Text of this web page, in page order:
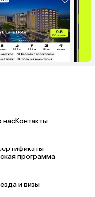
насКонтакты
программа
и визы